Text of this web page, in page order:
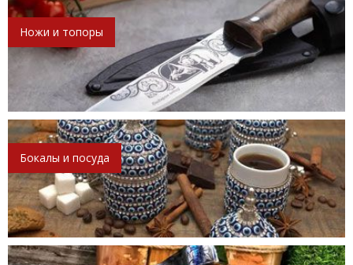
Ножи и топоры
Бокалы и посуда